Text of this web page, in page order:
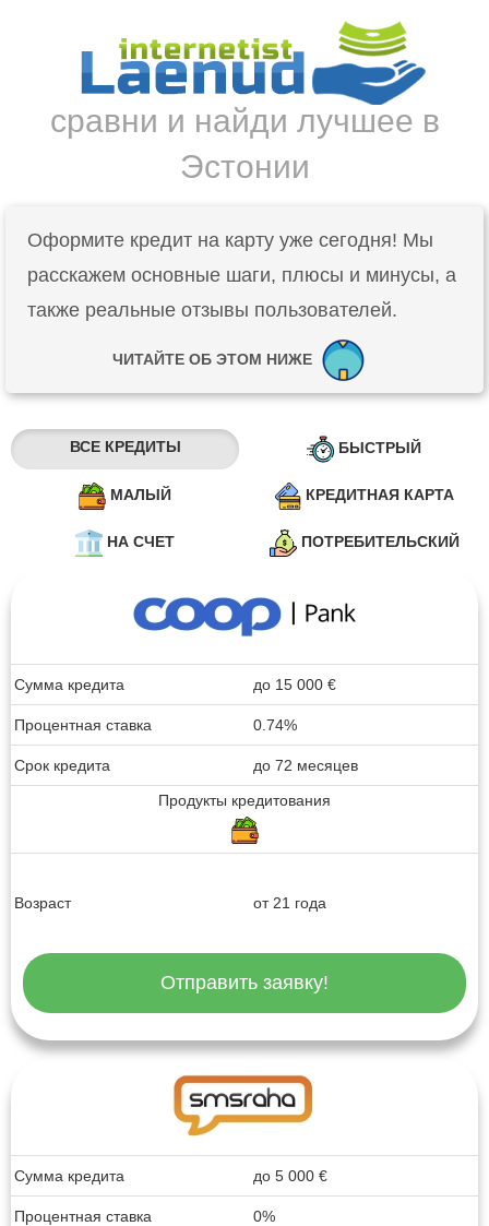
сравни и найди лучшее в
Эстонии
Оформите кредит на карту уже сегодня! Мы
расскажем основные шаги, плюсы и минусы, а
также реальные отзывы пользователей.
ЧИТАЙТЕ ОБ ЭТОМ НИЖЕ
ВСЕ КРЕДИТЫ БЫСТРЫЙ
МАЛЫЙ КРЕДИТНАЯ КАРТА
НА СЧЕТ ПОТРЕБИТЕЛЬСКИЙ
Сумма кредита до 15 000 €
Процентная ставка 0.74%
Срок кредита
до 72 месяцев
Продукты кредитования
Возраст от 21 года
Отправить заявку!
Сумма кредита до 5 000 €
Процентная ставка 0%